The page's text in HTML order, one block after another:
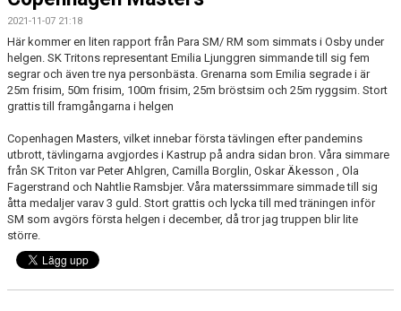
2021-11-07 21:18
Här kommer en liten rapport från Para SM/ RM som simmats i Osby under
helgen. SK Tritons representant Emilia Ljunggren simmande till sig fem
segrar och även tre nya personbästa. Grenarna som Emilia segrade i är
25m frisim, 50m frisim, 100m frisim, 25m bröstsim och 25m ryggsim. Stort
grattis till framgångarna i helgen
Copenhagen Masters, vilket innebar första tävlingen efter pandemins
utbrott, tävlingarna avgjordes i Kastrup på andra sidan bron. Våra simmare
från SK Triton var Peter Ahlgren, Camilla Borglin, Oskar Äkesson , Ola
Fagerstrand och Nahtlie Ramsbjer. Våra materssimmare simmade till sig
åtta medaljer varav 3 guld. Stort grattis och lycka till med träningen inför
SM som avgörs första helgen i december, då tror jag truppen blir lite
större.